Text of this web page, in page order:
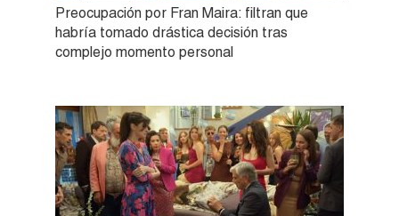
Preocupación por Fran Maira: filtran que
habría tomado drástica decisión tras
complejo momento personal